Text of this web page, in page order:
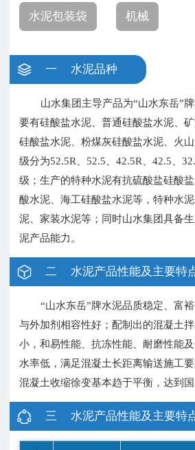
水泥包装袋 机械
一 水泥品种
山水集团主导产品为“山水东岳”
要有硅酸盐水泥、普通硅酸盐水泥、
硅酸盐水泥、粉煤灰硅酸盐水泥、火
级分为52.5R、52.5、42.5R、42.5、
级；生产的特种水泥有抗硫酸盐硅酸
酸水泥、海工硅酸盐水泥等，特种水
泥、家装水泥等；同时山水集团具备
泥产品能力。
二 水泥产品性能及主要特
“山水东岳”牌水泥品质稳定、富
与外加剂相容性好；配制出的混凝土
小，和易性能、抗冻性能、耐磨性能
水率低，满足混凝土长距离输送施工
混凝土收缩徐变基本趋于平衡，达到国
三 水泥产品性能及主要特